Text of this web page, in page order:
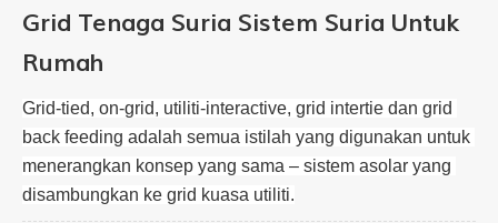
Grid Tenaga Suria Sistem Suria Untuk
Rumah
Grid-tied, on-grid, utiliti-interactive, grid intertie dan grid
back feeding adalah semua istilah yang digunakan untuk
menerangkan konsep yang sama – sistem asolar yang
disambungkan ke grid kuasa utiliti.